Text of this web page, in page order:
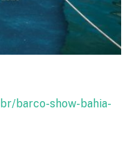
barco-show-bahia-